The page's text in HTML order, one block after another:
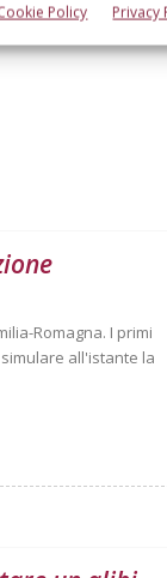
Policy Privacy
Romagna. I primi
all'istante la